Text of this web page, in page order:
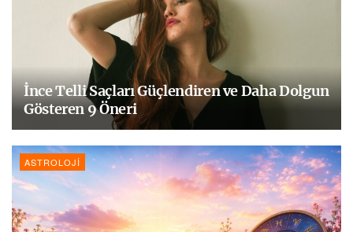
İnce Telli Saçları Güçlendiren ve Daha Dolgun
Gösteren 9 Öneri
ASTROLOJI